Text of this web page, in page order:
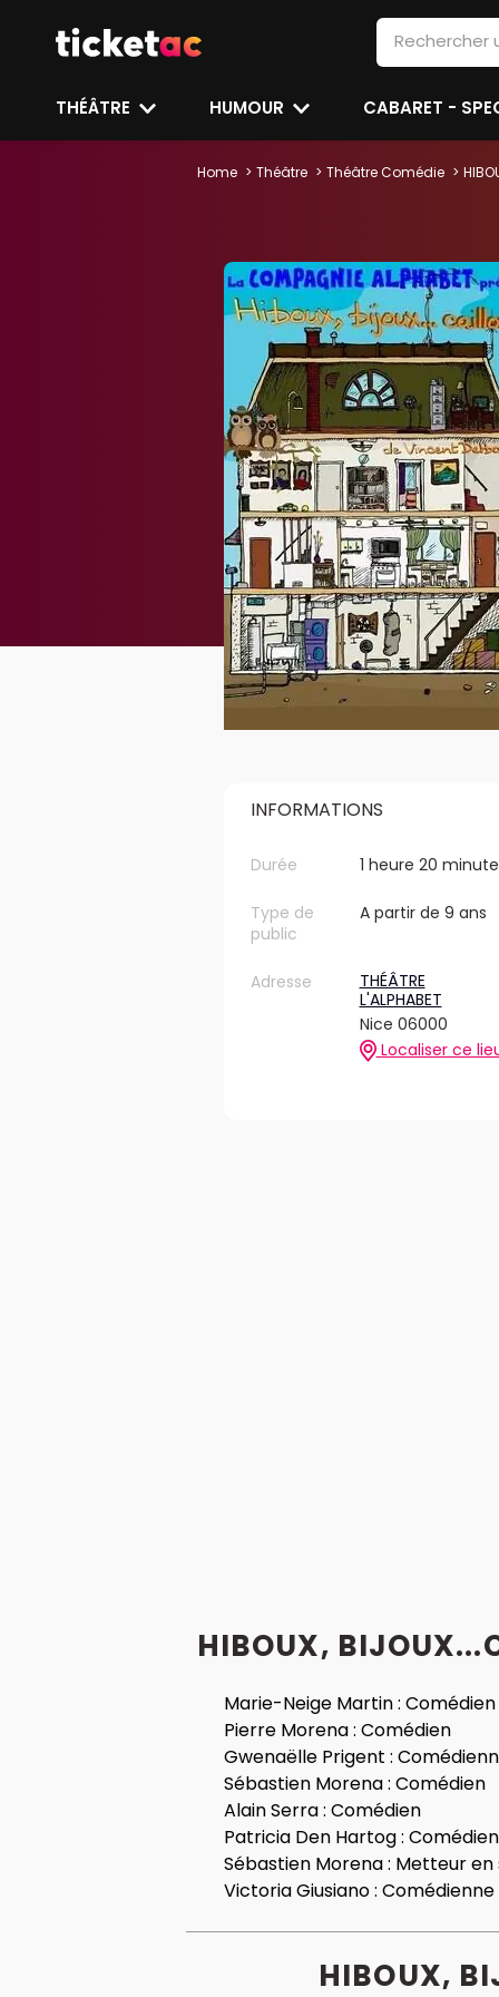
THÉÂTRE HUMOUR CABARET -
Home Théâtre Théâtre Comédie
INFORMATIONS
Durée 1 heure 20
Type de
public
A partir de 9 ans
Adresse
THÉÂTRE
L'ALPHABET
Nice 06000
Localiser ce
HIBOUX,
Marie-Neige Martin : Comédien
Pierre Morena : Comédien
Gwenaëlle Prigent :
Sébastien Morena : Comédien
Alain Serra : Comédien
Patricia Den Hartog :
Sébastien Morena : Metteur en
Victoria Giusiano : Comédienne
HIBOUX,